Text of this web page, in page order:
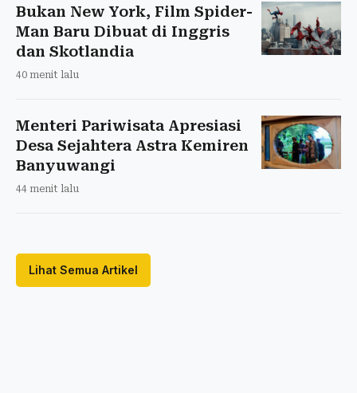
Bukan New York, Film Spider-
Man Baru Dibuat di Inggris
dan Skotlandia
40 menit lalu
Menteri Pariwisata Apresiasi
Desa Sejahtera Astra Kemiren
Banyuwangi
44 menit lalu
Lihat Semua Artikel